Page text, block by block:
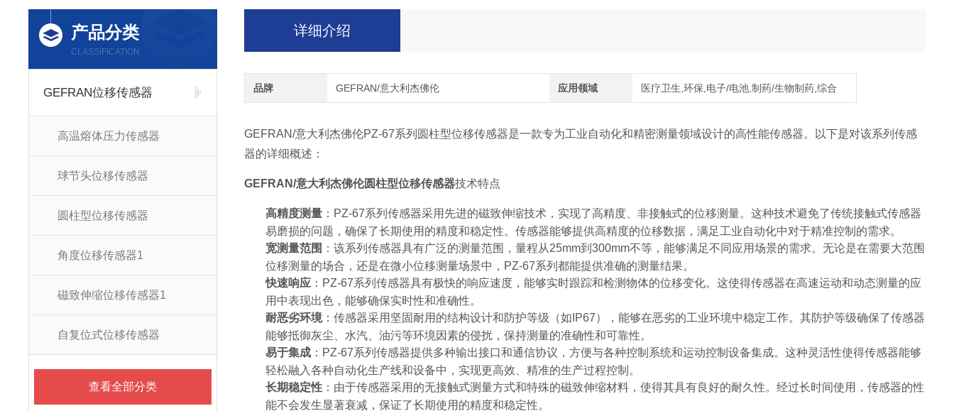
产品分类
CLASSIFICATION
GEFRAN位移传感器
高温熔体压力传感器
球节头位移传感器
圆柱型位移传感器
角度位移传感器1
磁致伸缩位移传感器1
自复位式位移传感器
查看全部分类
详细介绍
品牌 GEFRAN/意大利杰佛伦 应用领域 医疗卫生,环保,电子/电池,制药/生物制药,综合
GEFRAN/意大利杰佛伦PZ-67系列圆柱型位移传感器是一款专为工业自动化和精密测量领域设计的高性能传感器。以下是对该系列传感
器的详细概述：
GEFRAN/意大利杰佛伦圆柱型位移传感器技术特点
高精度测量：PZ-67系列传感器采用先进的磁致伸缩技术，实现了高精度、非接触式的位移测量。这种技术避免了传统接触式传感器
易磨损的问题，确保了长期使用的精度和稳定性。传感器能够提供高精度的位移数据，满足工业自动化中对于精准控制的需求。
宽测量范围 ：该系列传感器具有广泛的测量范围，量程从25mm到300mm不等，能够满足不同应用场景的需求。无论是在需要大范围
位移测量的场合，还是在微小位移测量场景中，PZ-67系列都能提供准确的测量结果。
快速响应：PZ-67系列传感器具有极快的响应速度，能够实时跟踪和检测物体的位移变化。这使得传感器在高速运动和动态测量的应
用中表现出色，能够确保实时性和准确性。
耐恶劣环境：传感器采用坚固耐用的结构设计和防护等级（如IP67），能够在恶劣的工业环境中稳定工作。其防护等级确保了传感器
能够抵御灰尘、水汽、油污等环境因素的侵扰，保持测量的准确性和可靠性。
易于集成：PZ-67系列传感器提供多种输出接口和通信协议，方便与各种控制系统和运动控制设备集成。这种灵活性使得传感器能够
轻松融入各种自动化生产线和设备中，实现更高效、精准的生产过程控制。
长期稳定性：由于传感器采用的无接触式测量方式和特殊的磁致伸缩材料，使得其具有良好的耐久性。经过长时间使用，传感器的性
能不会发生显著衰减，保证了长期使用的精度和稳定性。